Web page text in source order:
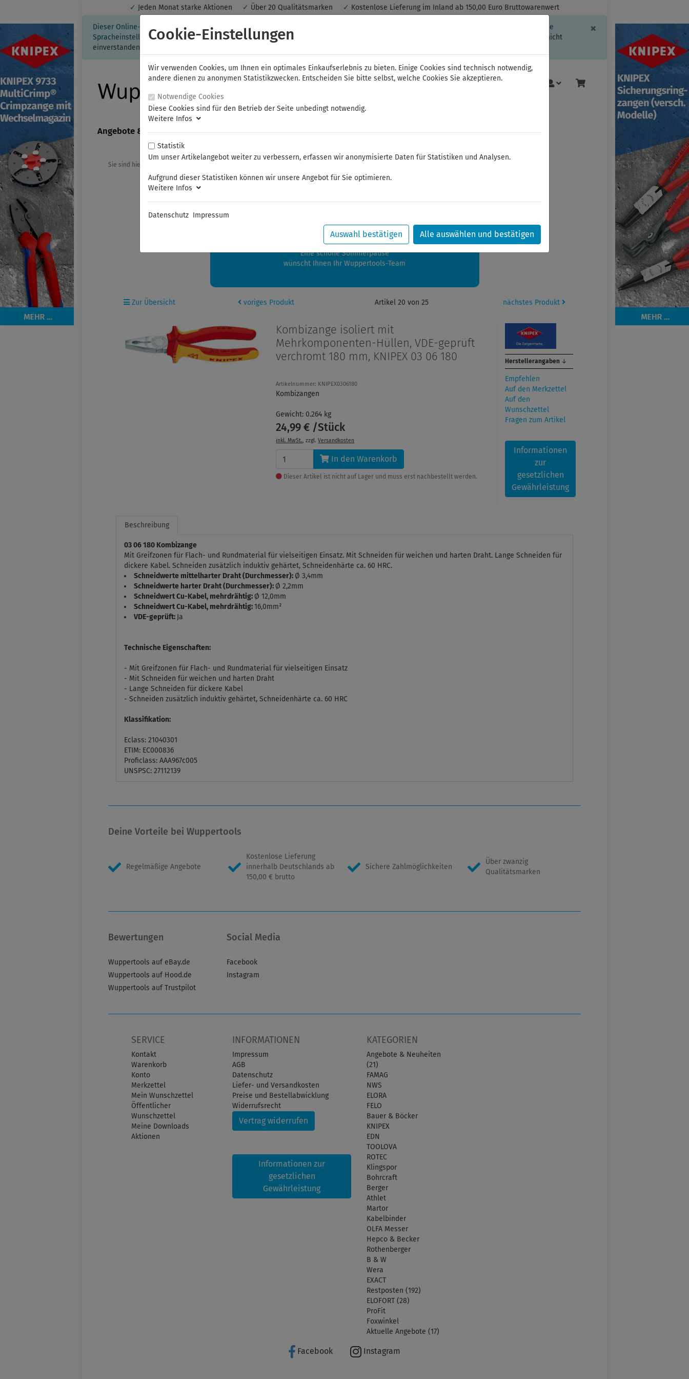
✓ Jeden Monat starke Aktionen ✓ Über 20 Qualitätsmarken ✓ Kostenlose Lieferung im Inland ab 150,00 Euro Bruttowarenwert
× Schließen
Dieser Online-Shop verwendet Cookies für ein optimales Einkaufserlebnis. Dabei werden beispielsweise die Session-Informationen oder die
Spracheinstellung auf Ihrem Rechner gespeichert. Ohne Cookies ist der Funktionsumfang des Online-Shops eingeschränkt.
Sind Sie damit nicht
einverstanden, klicken Sie bitte hier.
Angebote & Neuheiten FAMAG NWS ELORA FELO Bauer & Böcker Mehr
Sie sind hier:
Sommerferien
zwischen 28.07.2026 und 21.08.2026 machen auch wir Urlaub.
Ihre Bestellungen in diesem Zeitraum werden ab dem 24.08.2026 verschickt.
Eine schöne Sommerpause
wünscht Ihnen Ihr Wuppertools-Team
Zur Übersicht voriges Produkt Artikel 20 von 25 nächstes Produkt
Kombizange isoliert mit
Mehrkomponenten-Hüllen, VDE-geprüft
verchromt 180 mm, KNIPEX 03 06 180
Artikelnummer: KNIPEX0306180
Kombizangen
Gewicht: 0.264 kg
24,99 € /Stück
inkl. MwSt., zzgl.Versandkosten
In den Warenkorb
Dieser Artikel ist nicht auf Lager und muss erst nachbestellt werden.
Herstellerangaben ↓
Empfehlen
Auf den Merkzettel
Auf den
Wunschzettel
Fragen zum Artikel
Informationen
zur
gesetzlichen
Gewährleistung
Beschreibung
03 06 180 Kombizange
Mit Greifzonen für Flach- und Rundmaterial für vielseitigen Einsatz. Mit Schneiden für weichen und harten Draht. Lange Schneiden für
dickere Kabel. Schneiden zusätzlich induktiv gehärtet, Schneidenhärte ca. 60 HRC.
Schneidwerte mittelharter Draht (Durchmesser): Ø 3,4mm
Schneidwerte harter Draht (Durchmesser): Ø 2,2mm
Schneidwert Cu-Kabel, mehrdrähtig: Ø 12,0mm
Schneidwert Cu-Kabel, mehrdrähtig: 16,0mm²
VDE-geprüft: Ja
Technische Eigenschaften:
- Mit Greifzonen für Flach- und Rundmaterial für vielseitigen Einsatz
- Mit Schneiden für weichen und harten Draht
- Lange Schneiden für dickere Kabel
- Schneiden zusätzlich induktiv gehärtet, Schneidenhärte ca. 60 HRC
Klassifikation:
Eclass: 21040301
ETIM: EC000836
Proficlass: AAA967c005
UNSPSC: 27112139
Deine Vorteile bei Wuppertools
Regelmäßige Angebote
Kostenlose Lieferung
innerhalb Deutschlands ab
150,00 € brutto
Sichere Zahlmöglichkeiten
Über zwanzig
Qualitätsmarken
Bewertungen
Wuppertools auf eBay.de
Wuppertools auf Hood.de
Wuppertools auf Trustpilot
Social Media
Facebook
Instagram
SERVICE
Kontakt
Warenkorb
Konto
Merkzettel
Mein Wunschzettel
Öffentlicher
Wunschzettel
Meine Downloads
Aktionen
INFORMATIONEN
Impressum
AGB
Datenschutz
Liefer- und Versandkosten
Preise und Bestellabwicklung
Widerrufsrecht
Vertrag widerrufen
Informationen zur
gesetzlichen
Gewährleistung
KATEGORIEN
Angebote & Neuheiten
(21)
FAMAG
NWS
ELORA
FELO
Bauer & Böcker
KNIPEX
EDN
TOOLOVA
ROTEC
Klingspor
Bohrcraft
Berger
Athlet
Martor
Kabelbinder
OLFA Messer
Hepco & Becker
Rothenberger
B & W
Wera
EXACT
Restposten (192)
ELOFORT (28)
ProFit
Foxwinkel
Aktuelle Angebote (17)
Facebook Instagram
Cookie-Einstellungen
Wir verwenden Cookies, um Ihnen ein optimales Einkaufserlebnis zu bieten. Einige Cookies sind technisch notwendig,
andere dienen zu anonymen Statistikzwecken. Entscheiden Sie bitte selbst, welche Cookies Sie akzeptieren.
Notwendige Cookies
Diese Cookies sind für den Betrieb der Seite unbedingt notwendig.
Weitere Infos
Statistik
Um unser Artikelangebot weiter zu verbessern, erfassen wir anonymisierte Daten für Statistiken und Analysen.
Aufgrund dieser Statistiken können wir unsere Angebot für Sie optimieren.
Weitere Infos
Datenschutz Impressum
Auswahl bestätigen Alle auswählen und bestätigen